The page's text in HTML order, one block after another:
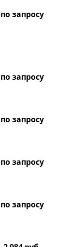
по запросу
по запросу
по запросу
по запросу
по запросу